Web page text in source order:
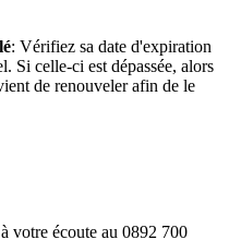
: Vérifiez sa date d'expiration
Si celle-ci est dépassée, alors
de renouveler afin de le
votre écoute au 0892 700